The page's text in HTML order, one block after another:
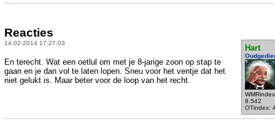
Reacties
14-02-2014 17:27:03
Hart
8.542
OTindex:
En terecht. Wat een oetlul om met je 8-jarige zoon op stap te
gaan en je dan vol te laten lopen. Sneu voor het ventje dat het
niet gelukt is. Maar beter voor de loop van het recht.